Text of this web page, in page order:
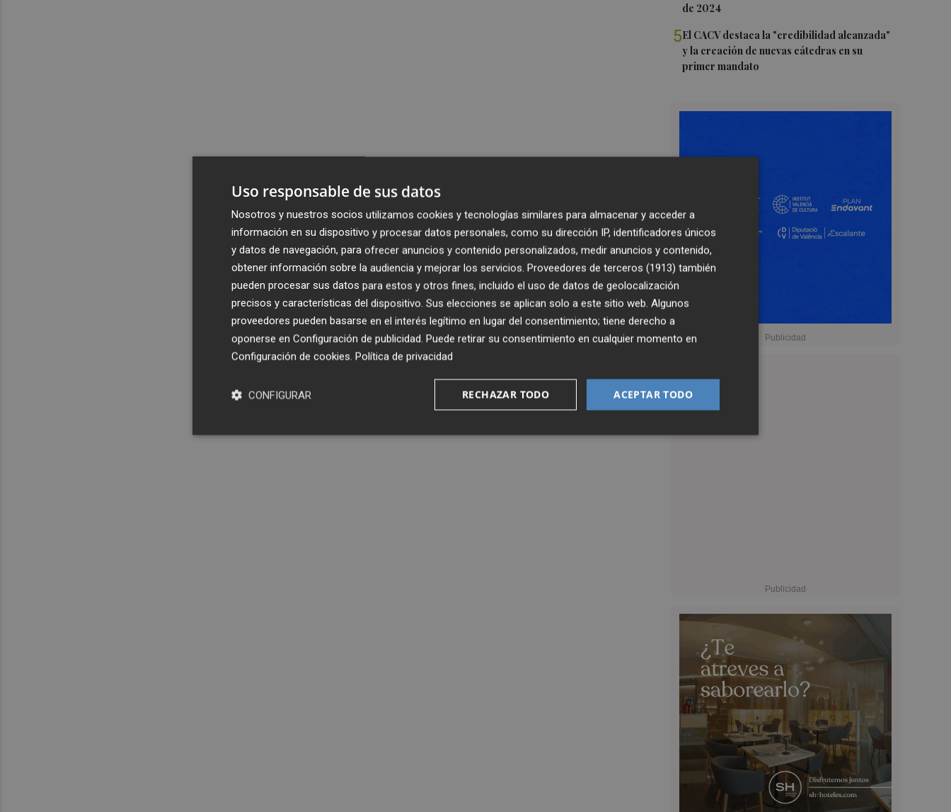
de 2024
5El CACV destaca la "credibilidad alcanzada"
y la creación de nuevas cátedras en su
primer mandato
Uso responsable de sus datos
Nosotros y nuestros socios utilizamos cookies y tecnologías similares para almacenar y acceder a
información en su dispositivo y procesar datos personales, como su dirección IP, identificadores únicos
y datos de navegación, para ofrecer anuncios y contenido personalizados, medir anuncios y contenido,
obtener información sobre la audiencia y mejorar los servicios. Proveedores de terceros (1913) también
pueden procesar sus datos para estos y otros fines, incluido el uso de datos de geolocalización
precisos y características del dispositivo. Sus elecciones se aplican solo a este sitio web. Algunos
proveedores pueden basarse en el interés legítimo en lugar del consentimiento; tiene derecho a
oponerse en Configuración de publicidad. Puede retirar su consentimiento en cualquier momento en
Configuración de cookies. Política de privacidad
ACEPTAR TODO
RECHAZAR TODO
CONFIGURAR